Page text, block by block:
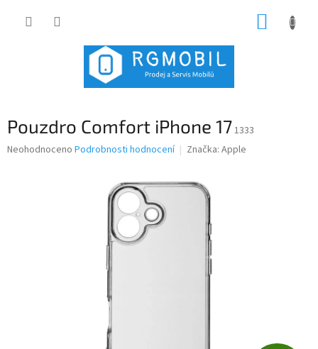
Pouzdro Comfort iPhone 171333
Průměrné
Neohodnoceno Podrobnosti hodnocení Značka: Apple